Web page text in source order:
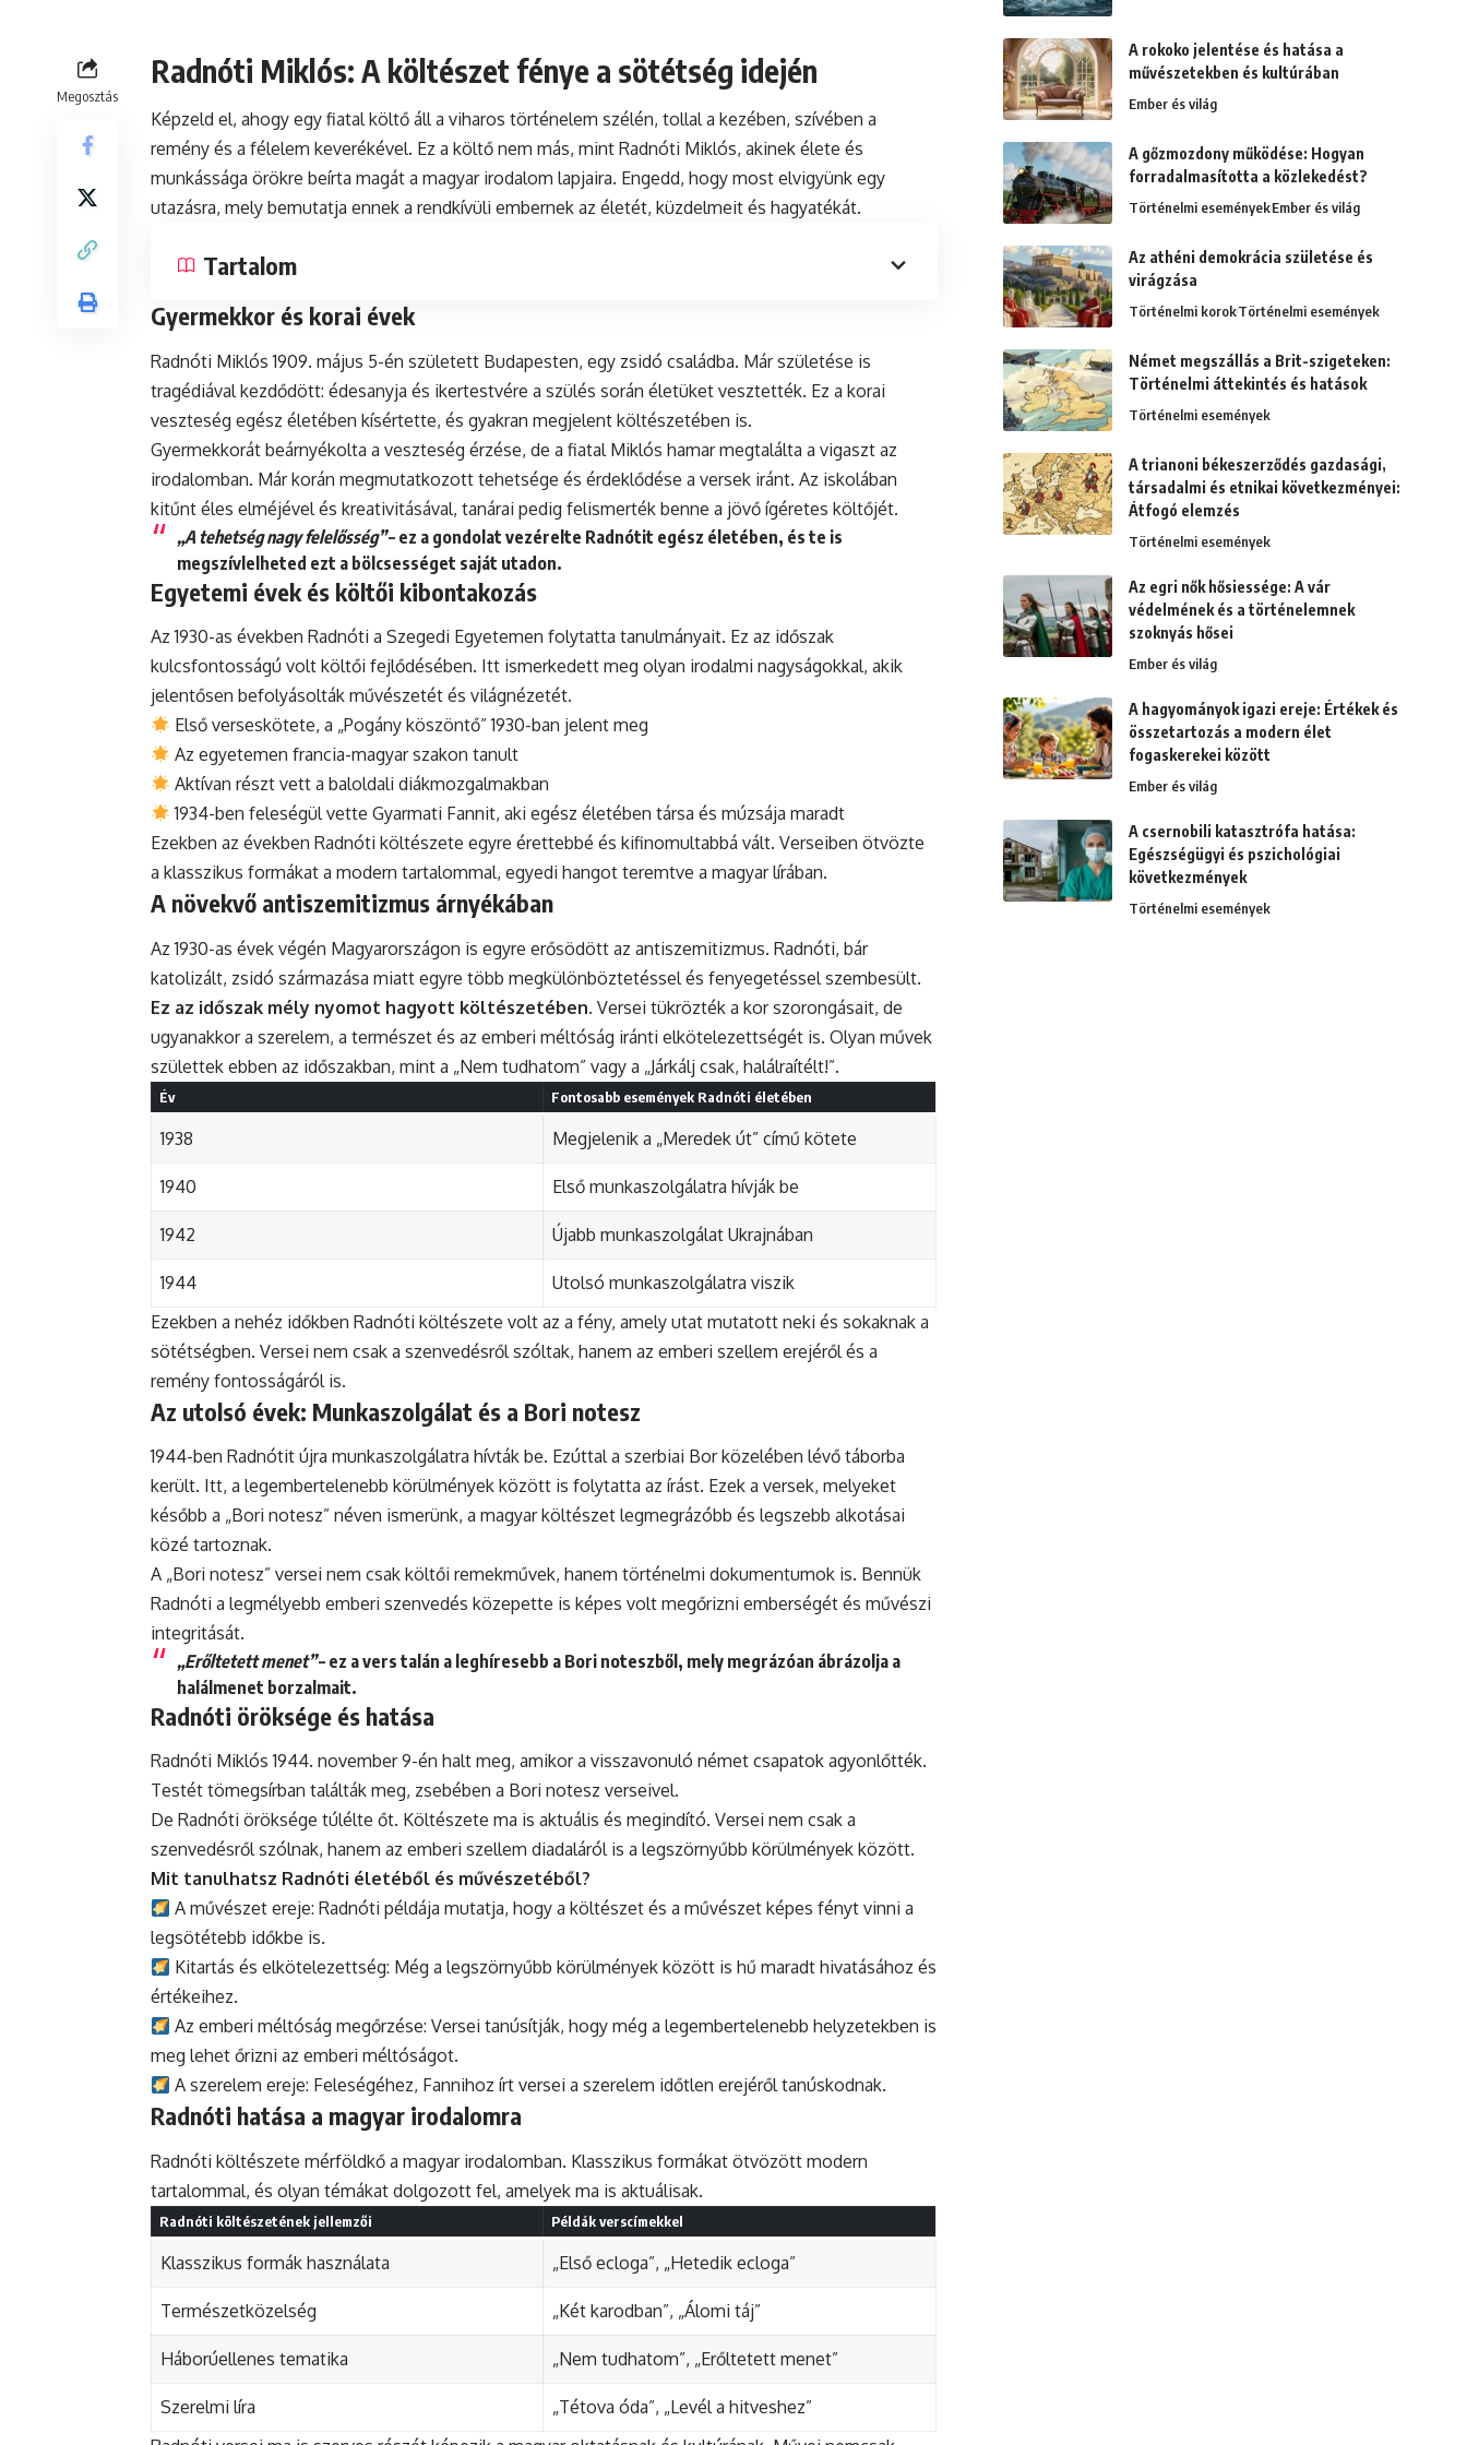
Megosztás
Radnóti Miklós: A költészet fénye a sötétség idején
Képzeld el, ahogy egy fiatal költő áll a viharos történelem szélén, tollal a kezében, szívében a
remény és a félelem keverékével. Ez a költő nem más, mint Radnóti Miklós, akinek élete és
munkássága örökre beírta magát a magyar irodalom lapjaira. Engedd, hogy most elvigyünk egy
utazásra, mely bemutatja ennek a rendkívüli embernek az életét, küzdelmeit és hagyatékát.
Tartalom
Gyermekkor és korai évek
Radnóti Miklós 1909. május 5-én született Budapesten, egy zsidó családba. Már születése is
tragédiával kezdődött: édesanyja és ikertestvére a szülés során életüket vesztették. Ez a korai
veszteség egész életében kísértette, és gyakran megjelent költészetében is.
Gyermekkorát beárnyékolta a veszteség érzése, de a fiatal Miklós hamar megtalálta a vigaszt az
irodalomban. Már korán megmutatkozott tehetsége és érdeklődése a versek iránt. Az iskolában
kitűnt éles elméjével és kreativitásával, tanárai pedig felismerték benne a jövő ígéretes költőjét.
„A tehetség nagy felelősség”– ez a gondolat vezérelte Radnótit egész életében, és te is
megszívlelheted ezt a bölcsességet saját utadon.
Egyetemi évek és költői kibontakozás
Az 1930-as években Radnóti a Szegedi Egyetemen folytatta tanulmányait. Ez az időszak
kulcsfontosságú volt költői fejlődésében. Itt ismerkedett meg olyan irodalmi nagyságokkal, akik
jelentősen befolyásolták művészetét és világnézetét.
Első verseskötete, a „Pogány köszöntő” 1930-ban jelent meg
Az egyetemen francia-magyar szakon tanult
Aktívan részt vett a baloldali diákmozgalmakban
1934-ben feleségül vette Gyarmati Fannit, aki egész életében társa és múzsája maradt
Ezekben az években Radnóti költészete egyre érettebbé és kifinomultabbá vált. Verseiben ötvözte
a klasszikus formákat a modern tartalommal, egyedi hangot teremtve a magyar lírában.
A növekvő antiszemitizmus árnyékában
Az 1930-as évek végén Magyarországon is egyre erősödött az antiszemitizmus. Radnóti, bár
katolizált, zsidó származása miatt egyre több megkülönböztetéssel és fenyegetéssel szembesült.
Ez az időszak mély nyomot hagyott költészetében. Versei tükrözték a kor szorongásait, de
ugyanakkor a szerelem, a természet és az emberi méltóság iránti elkötelezettségét is. Olyan művek
születtek ebben az időszakban, mint a „Nem tudhatom” vagy a „Járkálj csak, halálraítélt!”.
Év Fontosabb események Radnóti életében
1938 Megjelenik a „Meredek út” című kötete
1940 Első munkaszolgálatra hívják be
1942 Újabb munkaszolgálat Ukrajnában
1944
Utolsó munkaszolgálatra viszik
Ezekben a nehéz időkben Radnóti költészete volt az a fény, amely utat mutatott neki és sokaknak a
sötétségben. Versei nem csak a szenvedésről szóltak, hanem az emberi szellem erejéről és a
remény fontosságáról is.
Az utolsó évek: Munkaszolgálat és a Bori notesz
1944-ben Radnótit újra munkaszolgálatra hívták be. Ezúttal a szerbiai Bor közelében lévő táborba
került. Itt, a legembertelenebb körülmények között is folytatta az írást. Ezek a versek, melyeket
később a „Bori notesz” néven ismerünk, a magyar költészet legmegrázóbb és legszebb alkotásai
közé tartoznak.
A „Bori notesz” versei nem csak költői remekművek, hanem történelmi dokumentumok is. Bennük
Radnóti a legmélyebb emberi szenvedés közepette is képes volt megőrizni emberségét és művészi
integritását.
„Erőltetett menet”– ez a vers talán a leghíresebb a Bori noteszből, mely megrázóan ábrázolja a
halálmenet borzalmait.
Radnóti öröksége és hatása
Radnóti Miklós 1944. november 9-én halt meg, amikor a visszavonuló német csapatok agyonlőtték.
Testét tömegsírban találták meg, zsebében a Bori notesz verseivel.
De Radnóti öröksége túlélte őt. Költészete ma is aktuális és megindító. Versei nem csak a
szenvedésről szólnak, hanem az emberi szellem diadaláról is a legszörnyűbb körülmények között.
Mit tanulhatsz Radnóti életéből és művészetéből?
A művészet ereje: Radnóti példája mutatja, hogy a költészet és a művészet képes fényt vinni a
legsötétebb időkbe is.
Kitartás és elkötelezettség: Még a legszörnyűbb körülmények között is hű maradt hivatásához és
értékeihez.
Az emberi méltóság megőrzése: Versei tanúsítják, hogy még a legembertelenebb helyzetekben is
meg lehet őrizni az emberi méltóságot.
A szerelem ereje: Feleségéhez, Fannihoz írt versei a szerelem időtlen erejéről tanúskodnak.
Radnóti hatása a magyar irodalomra
Radnóti költészete mérföldkő a magyar irodalomban. Klasszikus formákat ötvözött modern
tartalommal, és olyan témákat dolgozott fel, amelyek ma is aktuálisak.
Radnóti költészetének jellemzői Példák verscímekkel
Klasszikus formák használata „Első ecloga”, „Hetedik ecloga”
Természetközelség „Két karodban”, „Álomi táj”
Háborúellenes tematika „Nem tudhatom”, „Erőltetett menet”
Szerelmi líra
„Tétova óda”, „Levél a hitveshez”
A rokoko jelentése és hatása a
művészetekben és kultúrában
Ember és világ
A gőzmozdony működése: Hogyan
forradalmasította a közlekedést?
Történelmi eseményekEmber és világ
Az athéni demokrácia születése és
virágzása
Történelmi korokTörténelmi események
Német megszállás a Brit-szigeteken:
Történelmi áttekintés és hatások
Történelmi események
A trianoni békeszerződés gazdasági,
társadalmi és etnikai következményei:
Átfogó elemzés
Történelmi események
Az egri nők hősiessége: A vár
védelmének és a történelemnek
szoknyás hősei
Ember és világ
A hagyományok igazi ereje: Értékek és
összetartozás a modern élet
fogaskerekei között
Ember és világ
A csernobili katasztrófa hatása:
Egészségügyi és pszichológiai
következmények
Történelmi események